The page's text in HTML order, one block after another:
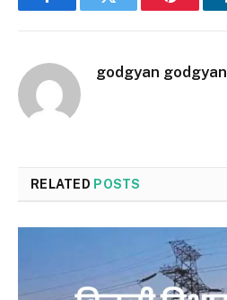
FacebookTwitter Pinterest
godgyan godgyan
RELATED POSTS